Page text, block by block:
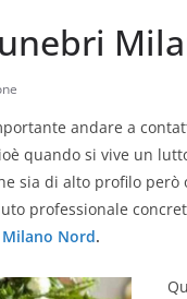
andare a
quando si vive un
sia di alto profilo però
professionale
Nord.